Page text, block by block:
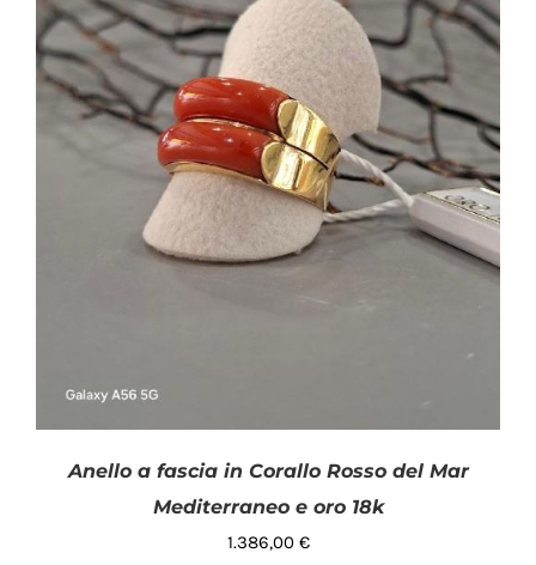
PRODOTTI
BLOG
CONTATTI
Filtra per colore
Disponibile
Anello a fascia in Corallo Rosso del Mar
Mediterraneo e oro 18k
1.386,00 €